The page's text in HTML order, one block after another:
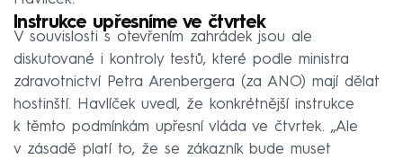
Instrukce upřesníme ve čtvrtek
V souvislosti s otevřením zahrádek jsou ale
diskutované i kontroly testů, které podle ministra
zdravotnictví Petra Arenbergera (za ANO) mají dělat
hostinští. Havlíček uvedl, že konkrétnější instrukce
k těmto podmínkám upřesní vláda ve čtvrtek. „Ale
v zásadě platí to, že se zákazník bude muset